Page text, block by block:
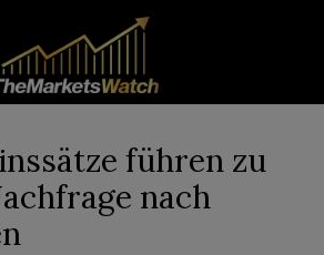
führen zu
nach